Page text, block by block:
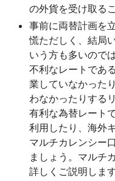
の外貨を受け取る
事前に両替計画を
慌ただしく、結局
いう方も多いので
不利なレートであ
業していなかった
わなかったりする
有利な為替レート
利用したり、海外
マルチカレンシー
ましょう。マルチ
詳しくご説明します